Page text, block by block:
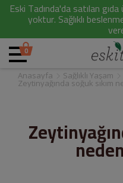
Eski Tadında'da satılan
yoktur. Sağlıklı
0
Anasayfa Sağlıklı Yaşam
Zeytinyağında soğuk sıkım